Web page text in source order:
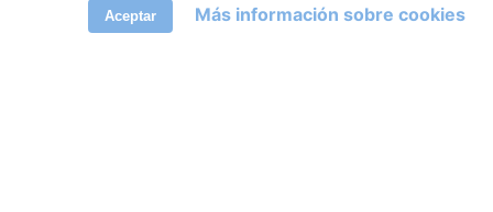
Aceptar Más información sobre cookies